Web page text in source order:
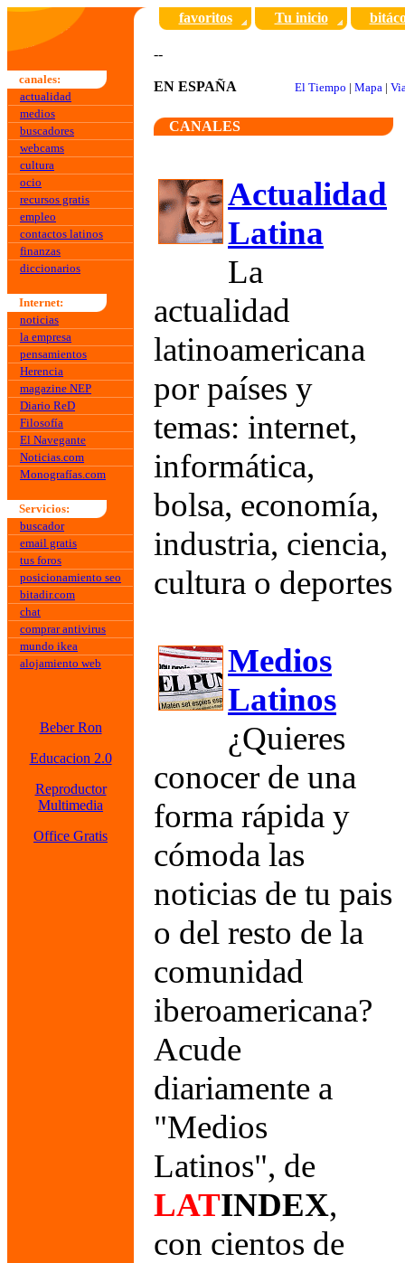
canales:
actualidad
medios
buscadores
webcams
cultura
ocio
recursos gratis
empleo
contactos latinos
finanzas
diccionarios
Internet:
noticias
la empresa
pensamientos
Herencia
magazine NEP
Diario ReD
Filosofía
El Navegante
Noticias.com
Monografías.com
Servicios:
buscador
email gratis
tus foros
posicionamiento seo
bitadir.com
chat
comprar antivirus
mundo ikea
alojamiento web
Beber Ron
Educacion 2.0
Reproductor
Multimedia
Office Gratis
favoritos Tu inicio
--
EN ESPAÑA El Tiempo | Mapa |
CANALES
Actualidad
Latina
La
actualidad
latinoamericana
por países y
temas: internet,
informática,
bolsa, economía,
industria, ciencia,
cultura o deportes
Medios
Latinos
¿Quieres
conocer de una
forma rápida y
cómoda las
noticias de tu pais
o del resto de la
comunidad
iberoamericana?
Acude
diariamente a
"Medios
Latinos", de
LATINDEX,
con cientos de